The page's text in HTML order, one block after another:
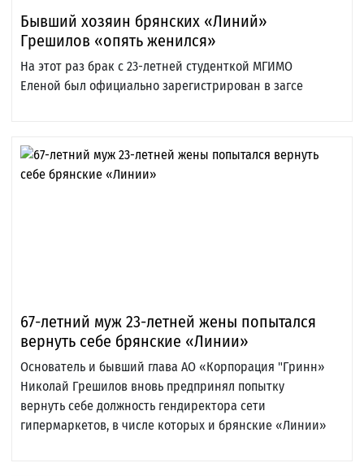
Бывший хозяин брянских «Линий»
Грешилов «опять женился»
На этот раз брак с 23-летней студенткой МГИМО
Еленой был официально зарегистрирован в загсе
67-летний муж 23-летней жены попытался
вернуть себе брянские «Линии»
Основатель и бывший глава АО «Корпорация "Гринн»
Николай Грешилов вновь предпринял попытку
вернуть себе должность гендиректора сети
гипермаркетов, в числе которых и брянские «Линии»